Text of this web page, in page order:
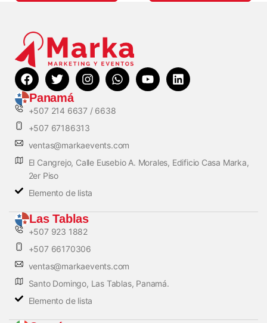
Panamá
+507 214 6637 / 6638
+507 67186313
ventas@markaevents.com
El Cangrejo, Calle Eusebio A. Morales, Edificio Casa Marka,
2er Piso
Elemento de lista
Las Tablas
+507 923 1882
+507 66170306
ventas@markaevents.com
Santo Domingo, Las Tablas, Panamá.
Elemento de lista